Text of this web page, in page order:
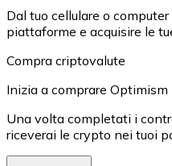
Dal tuo cellulare o
piattaforme e acquisire le
Compra criptovalute
Inizia a comprare Optimism
Una volta completati i
riceverai le crypto nei tuoi